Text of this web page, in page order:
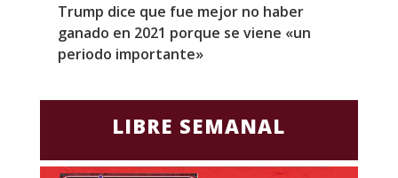
Trump dice que fue mejor no haber
ganado en 2021 porque se viene «un
periodo importante»
LIBRE SEMANAL